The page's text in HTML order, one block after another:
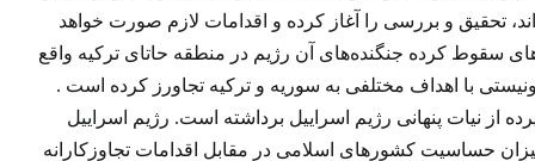
تحقیق و بررسی را آغاز کرده و اقدامات لازم صورت خواهد
سقوط کرده جنگنده‌های آن رژیم در منطقه حاتای ترکیه واقع
با اهداف مختلفی به سوریه و ترکیه تجاورز کرده است .
از نیات پنهانی رژیم اسراییل برداشته است. رژیم اسراییل
حساسیت کشورهای اسلامی در مقابل اقدامات تجاوزکارانه